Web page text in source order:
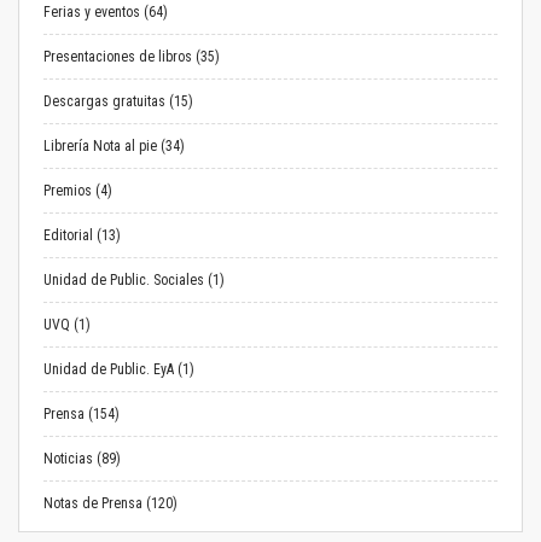
Ferias y eventos (64)
Presentaciones de libros (35)
Descargas gratuitas (15)
Librería Nota al pie (34)
Premios (4)
Editorial (13)
Unidad de Public. Sociales (1)
UVQ (1)
Unidad de Public. EyA (1)
Prensa (154)
Noticias (89)
Notas de Prensa (120)